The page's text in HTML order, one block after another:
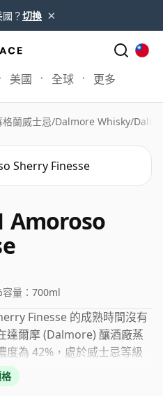
？切換 ×
美國 全球 更多
蘭威士忌/Dalmore Whisky/
Amoroso
容量： 700ml
Finesse 的成熟時間沒有
達爾摩 (Dalmore) 釀酒廠蒸
度為 42%，處於威士忌等級
促生產商將酒精度接近
些優質的低濃度威士忌。